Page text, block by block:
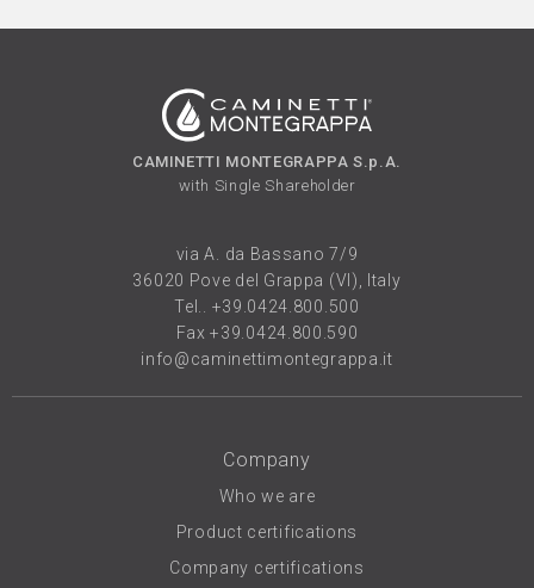
CAMINETTI MONTEGRAPPA S.p.A.
with Single Shareholder
via A. da Bassano 7/9
36020 Pove del Grappa (VI), Italy
Tel.. +39.0424.800.500
Fax +39.0424.800.590
info@caminettimontegrappa.it
Company
Who we are
Product certifications
Company certifications